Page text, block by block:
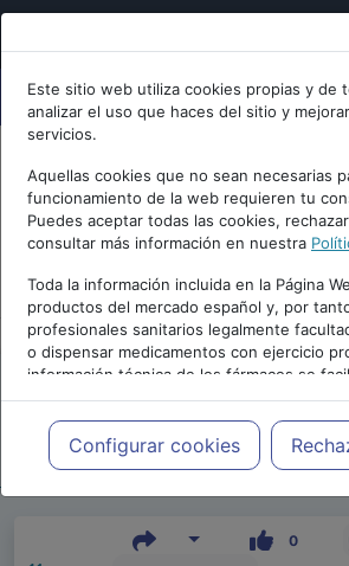
Este sitio web utiliza cookies propias y de
analizar el uso que haces del sitio y
servicios.
Aquellas cookies que no sean necesarias
funcionamiento de la web requieren tu
Puedes aceptar todas las cookies,
consultar más información en nuestra
Toda la información incluida en la Página
productos del mercado español y, por
profesionales sanitarios legalmente
o dispensar medicamentos con ejercicio
información técnica de los fármacos se
meramente informativo, siendo
profesionales facultados prescribir
cada caso concreto, el tratamiento más
necesidades del paciente.
Configurar cookies
Repositorio de Artículos |
INTERPSIQUIS|
0